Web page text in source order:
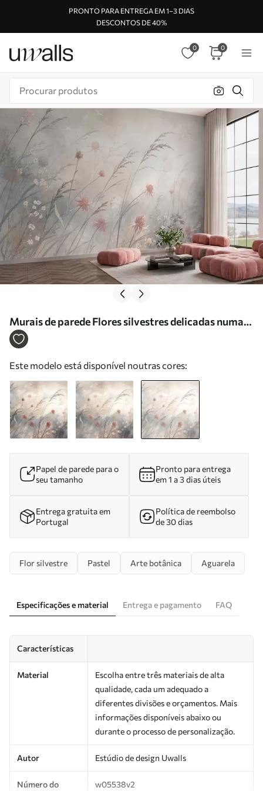
PRONTO PARA ENTREGA EM 1–3 DIAS
DESCONTOS DE 40%
0 0
Murais de parede Flores silvestres delicadas numa
composição arejada Nr. w05538v2
Este modelo está disponível noutras cores:
Papel de parede para o
seu tamanho
Pronto para entrega
em 1 a 3 dias úteis
Entrega gratuita em
Portugal
Política de reembolso
de 30 dias
Flor silvestre Pastel Arte botânica Aguarela
Especificações e material Entrega e pagamento FAQ
Características
Material
Escolha entre três materiais de alta
qualidade, cada um adequado a
diferentes divisões e orçamentos. Mais
informações disponíveis abaixo ou
durante o processo de personalização.
Autor Estúdio de design Uwalls
Número do
w05538v2